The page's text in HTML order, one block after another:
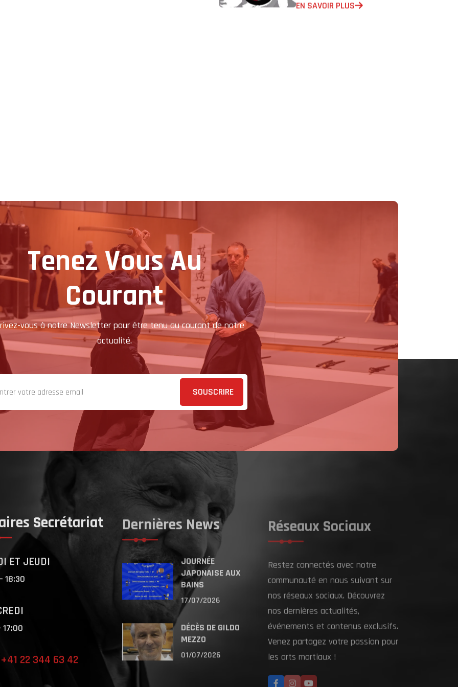
EN SAVOIR PLUS
Tenez Vous Au
Courant
vous à notre Newsletter pour être tenu au courant de notre
actualité.
SOUSCRIRE
Secrétariat
ET JEUDI
18:30
17:00
22 344 63 42
Dernières News
JOURNÉE
JAPONAISE AUX
BAINS
17/07/2026
DÉCÈS DE GILDO
MEZZO
01/07/2026
Réseaux Sociaux
Restez connectés avec notre
communauté en nous suivant sur
nos réseaux sociaux. Découvrez
nos dernières actualités,
événements et contenus exclusifs.
Venez partagez votre passion pour
les arts martiaux !